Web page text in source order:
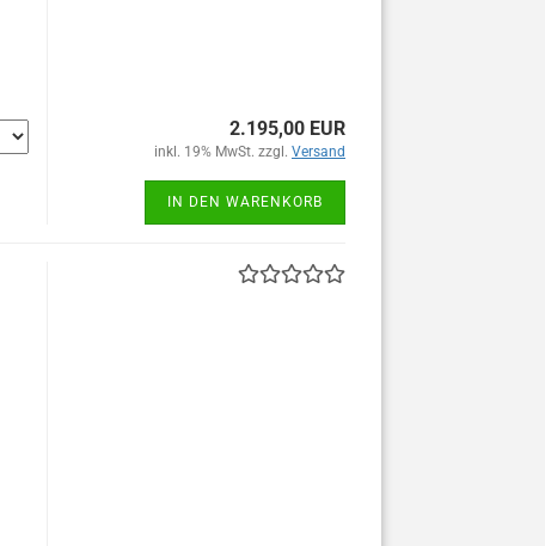
2.195,00 EUR
inkl. 19% MwSt. zzgl. Versand
IN DEN WARENKORB